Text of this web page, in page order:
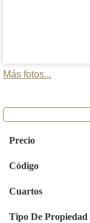
Más fotos...
Precio
Código
Cuartos
Tipo De Propiedad